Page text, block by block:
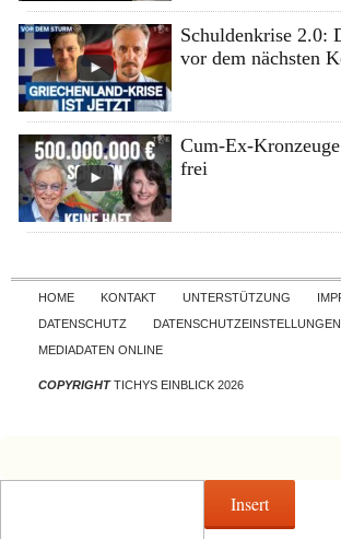
Schuldenkrise 2.0:
vor dem nächsten
Cum-Ex-
frei
Skip to content
HOME KONTAKT UNTERSTÜTZUNG
DATENSCHUTZ
DATENSCHUTZEINSTELLUNGEN
MEDIADATEN ONLINE
COPYRIGHTTICHYS EINBLICK 2026
Insert